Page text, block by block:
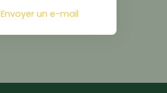
Envoyer un e-mail